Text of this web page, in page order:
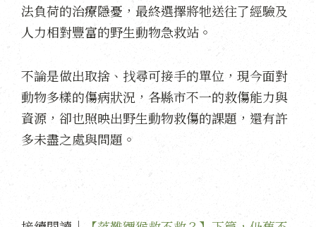
法負荷的治療隱憂，最終選擇將牠送往了經驗及
人力相對豐富的野生動物急救站。
不論是做出取捨、找尋可接手的單位，現今面對
動物多樣的傷病狀況，各縣市不一的救傷能力與
資源，卻也照映出野生動物救傷的課題，還有許
多未盡之處與問題。